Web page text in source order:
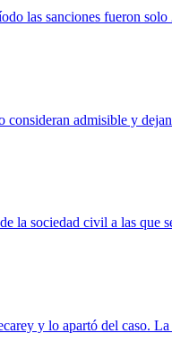
las sanciones fueron
admisible y
la sociedad civil a las que
y lo apartó del caso.